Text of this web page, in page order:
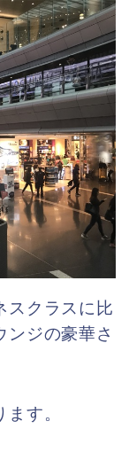
スクラスに比
ンジの豪華さ
す。